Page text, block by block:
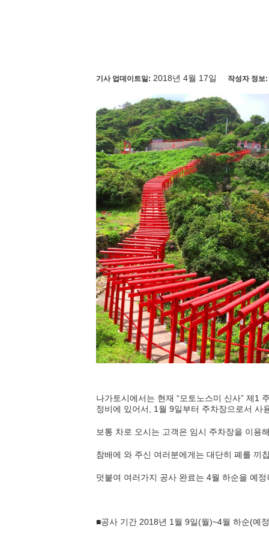
기사 업데이트일: 2018년 4월 17일 작성자 정보:
나가토시에서는 현재 “모토노스미 신사” 제1
정비에 있어서, 1월 9일부터 주차장으로서 사
보통 차로 오시는 고객은 임시 주차장을 이용
참배에 와 주신 여러분에게는 대단히 폐를 끼
덧붙여 여러가지 공사 완료는 4월 하순을 예
■공사 기간 2018년 1월 9일(월)~4월 하순(예